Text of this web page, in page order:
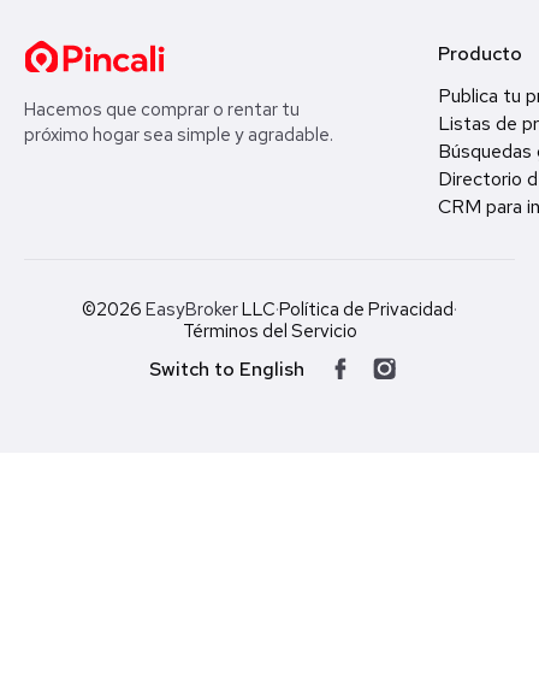
Hacemos que comprar o rentar tu
próximo hogar sea simple y agradable.
Producto
Publica tu
Listas de
Búsquedas
Directorio
CRM para
©2026 EasyBrokerLLC·Política de Privacidad·
Términos del Servicio
Switch to English